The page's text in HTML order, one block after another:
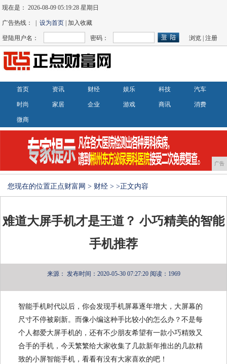
现在是：2026-08-09 05:19:28 星期日
广告热线： |设为首页 | 加入收藏
登陆用户名： 密码： 浏览 |注册
首页 资讯 财经 娱乐 科技 汽车
时尚 家居 企业 游戏 商讯 消费
微商
广告
您现在的位置正点财富网 > 财经 > >正文内容
难道大屏手机才是王道？ 小巧精美的智能
手机推荐
来源： 发布时间：2020-05-30 07:27:20 阅读：1969
智能手机时代以后，你会发现手机屏幕逐年增大，大屏幕的
尺寸不停被刷新。而像小编这种手比较小的怎么办？不是每
个人都爱大屏手机的，还有不少朋友希望有一款小巧精致又
合手的手机，今天繁繁给大家收集了几款新年推出的几款精
致的小屏智能手机，看看有没有大家喜欢的吧！